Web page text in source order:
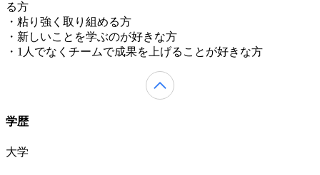
る方
・粘り強く取り組める方
・新しいことを学ぶのが好きな方
・1人でなくチームで成果を上げることが好きな方
学歴
大学